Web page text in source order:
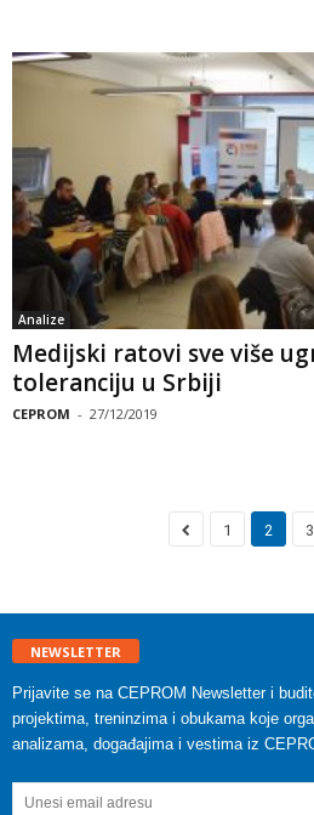
Analize
Medijski ratovi sve više
toleranciju u Srbiji
CEPROM - 27/12/2019
1 2 3
NEWSLETTER
Prijavite se na CEPROM Newsletter i
projektima, treninzima i obukama koje
analizama, događajima i vestima iz